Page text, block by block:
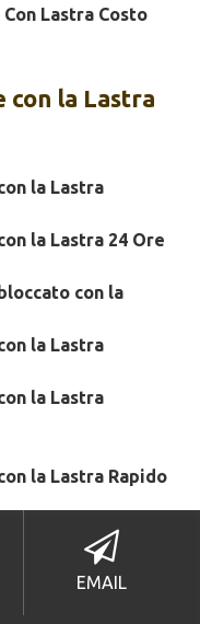
Lastra Costo
la Lastra
la Lastra
la Lastra 24 Ore
con la
la Lastra
la Lastra
la Lastra Rapido
la Lastra SOS
la LastraEMAIL